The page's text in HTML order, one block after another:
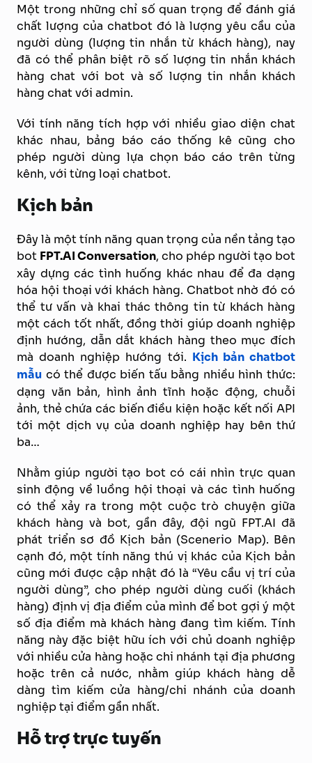
Một trong những chỉ số quan trọng để đánh giá
chất lượng của chatbot đó là lượng yêu cầu của
người dùng (lượng tin nhắn từ khách hàng), nay
đã có thể phân biệt rõ số lượng tin nhắn khách
hàng chat với bot và số lượng tin nhắn khách
hàng chat với admin.
Với tính năng tích hợp với nhiều giao diện chat
khác nhau, bảng báo cáo thống kê cũng cho
phép người dùng lựa chọn báo cáo trên từng
kênh, với từng loại chatbot.
Kịch bản
Đây là một tính năng quan trọng của nền tảng tạo
bot FPT.AI Conversation, cho phép người tạo bot
xây dựng các tình huống khác nhau để đa dạng
hóa hội thoại với khách hàng. Chatbot nhờ đó có
thể tư vấn và khai thác thông tin từ khách hàng
một cách tốt nhất, đồng thời giúp doanh nghiệp
định hướng, dẫn dắt khách hàng theo mục đích
mà doanh nghiệp hướng tới. Kịch bản chatbot
mẫu có thể được biến tấu bằng nhiều hình thức:
dạng văn bản, hình ảnh tĩnh hoặc động, chuỗi
ảnh, thẻ chứa các biến điều kiện hoặc kết nối API
tới một dịch vụ của doanh nghiệp hay bên thứ
ba…
Nhằm giúp người tạo bot có cái nhìn trực quan
sinh động về luồng hội thoại và các tình huống
có thể xảy ra trong một cuộc trò chuyện giữa
khách hàng và bot, gần đây, đội ngũ FPT.AI đã
phát triển sơ đồ Kịch bản (Scenerio Map). Bên
cạnh đó, một tính năng thú vị khác của Kịch bản
cũng mới được cập nhật đó là “Yêu cầu vị trí của
người dùng”, cho phép người dùng cuối (khách
hàng) định vị địa điểm của mình để bot gợi ý một
số địa điểm mà khách hàng đang tìm kiếm. Tính
năng này đặc biệt hữu ích với chủ doanh nghiệp
với nhiều cửa hàng hoặc chi nhánh tại địa phương
hoặc trên cả nước, nhằm giúp khách hàng dễ
dàng tìm kiếm cửa hàng/chi nhánh của doanh
nghiệp tại điểm gần nhất.
Hỗ trợ trực tuyến